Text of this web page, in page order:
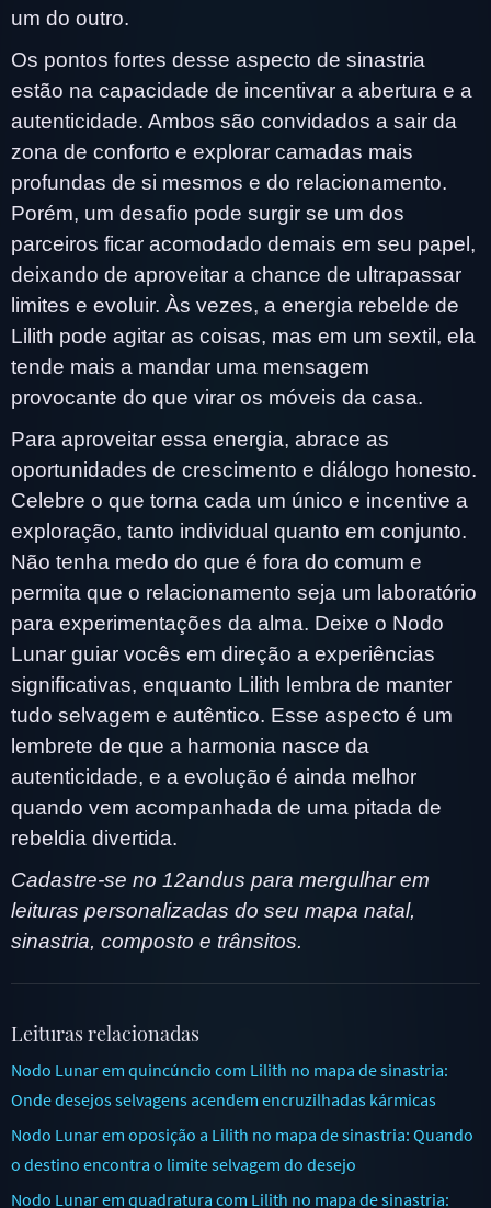
um do outro.
Os pontos fortes desse aspecto de sinastria
estão na capacidade de incentivar a abertura e a
autenticidade. Ambos são convidados a sair da
zona de conforto e explorar camadas mais
profundas de si mesmos e do relacionamento.
Porém, um desafio pode surgir se um dos
parceiros ficar acomodado demais em seu papel,
deixando de aproveitar a chance de ultrapassar
limites e evoluir. Às vezes, a energia rebelde de
Lilith pode agitar as coisas, mas em um sextil, ela
tende mais a mandar uma mensagem
provocante do que virar os móveis da casa.
Para aproveitar essa energia, abrace as
oportunidades de crescimento e diálogo honesto.
Celebre o que torna cada um único e incentive a
exploração, tanto individual quanto em conjunto.
Não tenha medo do que é fora do comum e
permita que o relacionamento seja um laboratório
para experimentações da alma. Deixe o Nodo
Lunar guiar vocês em direção a experiências
significativas, enquanto Lilith lembra de manter
tudo selvagem e autêntico. Esse aspecto é um
lembrete de que a harmonia nasce da
autenticidade, e a evolução é ainda melhor
quando vem acompanhada de uma pitada de
rebeldia divertida.
Cadastre-se no 12andus para mergulhar em
leituras personalizadas do seu mapa natal,
sinastria, composto e trânsitos.
Leituras relacionadas
Nodo Lunar em quincúncio com Lilith no mapa de sinastria:
Onde desejos selvagens acendem encruzilhadas kármicas
Nodo Lunar em oposição a Lilith no mapa de sinastria: Quando
o destino encontra o limite selvagem do desejo
Nodo Lunar em quadratura com Lilith no mapa de sinastria: